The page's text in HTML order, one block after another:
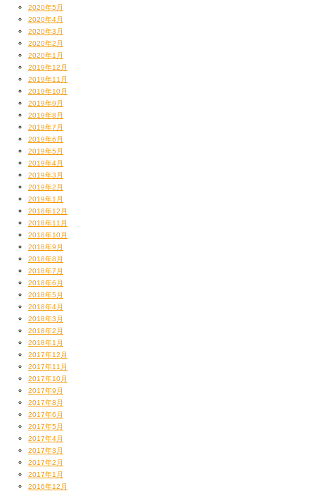
2020年5月
2020年4月
2020年3月
2020年2月
2020年1月
2019年12月
2019年11月
2019年10月
2019年9月
2019年8月
2019年7月
2019年6月
2019年5月
2019年4月
2019年3月
2019年2月
2019年1月
2018年12月
2018年11月
2018年10月
2018年9月
2018年8月
2018年7月
2018年6月
2018年5月
2018年4月
2018年3月
2018年2月
2018年1月
2017年12月
2017年11月
2017年10月
2017年9月
2017年8月
2017年6月
2017年5月
2017年4月
2017年3月
2017年2月
2017年1月
2016年12月